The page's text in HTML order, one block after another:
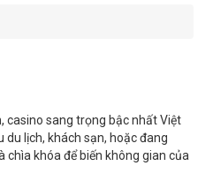
casino sang trọng bậc nhất Việt
lịch, khách sạn, hoặc đang
khóa để biến không gian của